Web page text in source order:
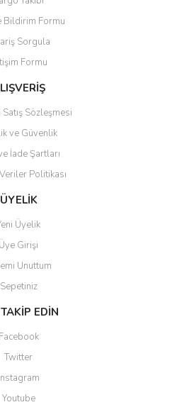
veya görüntülenemiyor.
bilgiler bulunuyor.
pahalı.
olmalı.
Gönder
Bildirim Formu
Sorgula
Formu
Sözleşmesi
ve Güvenlik
İade Şartları
Politikası
ÜYELİK
Üyelik
Üye Girişi
Unuttum
Sepetiniz
EDİN
Facebook
Twitter
Youtube